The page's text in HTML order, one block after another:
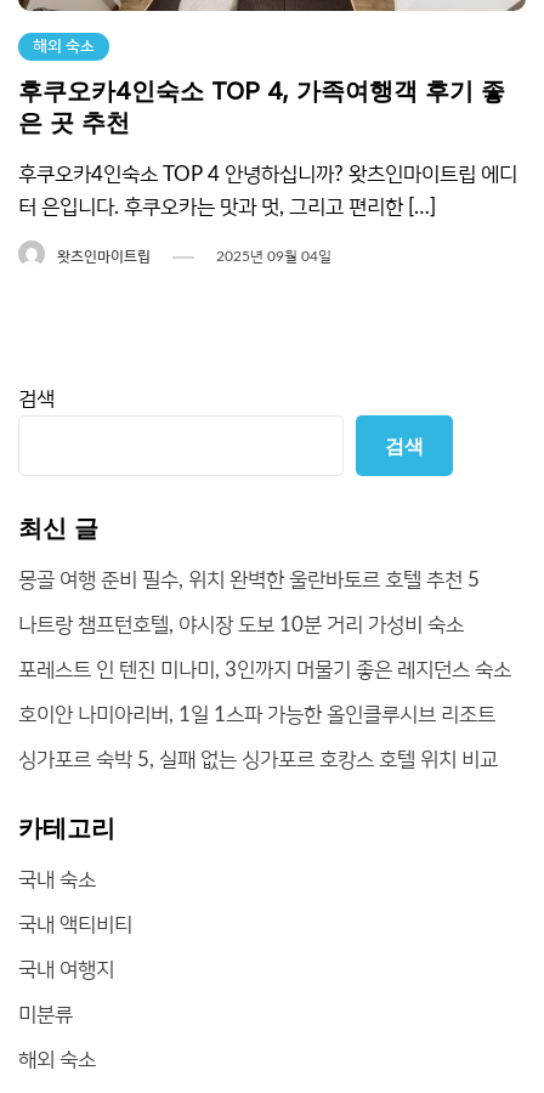
해외 숙소
후쿠오카4인숙소 TOP 4, 가족여행객 후기 좋
은 곳 추천
후쿠오카4인숙소 TOP 4 안녕하십니까? 왓츠인마이트립 에디
터 은입니다. 후쿠오카는 맛과 멋, 그리고 편리한 […]
왓츠인마이트립 2025년 09월 04일
검색
검색
최신 글
몽골 여행 준비 필수, 위치 완벽한 울란바토르 호텔 추천 5
나트랑 챔프턴호텔, 야시장 도보 10분 거리 가성비 숙소
포레스트 인 텐진 미나미, 3인까지 머물기 좋은 레지던스 숙소
호이안 나미아리버, 1일 1스파 가능한 올인클루시브 리조트
싱가포르 숙박 5, 실패 없는 싱가포르 호캉스 호텔 위치 비교
카테고리
국내 숙소
국내 액티비티
국내 여행지
미분류
해외 숙소